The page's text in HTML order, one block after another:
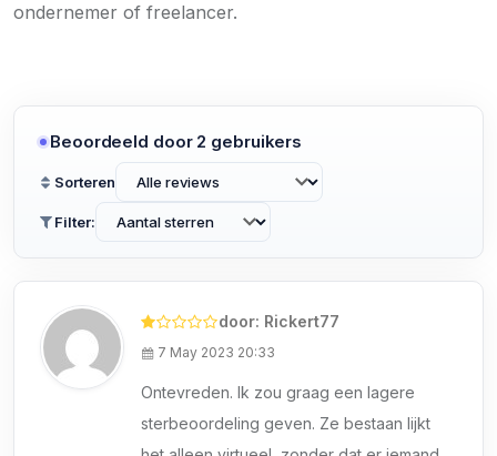
ondernemer of freelancer.
Beoordeeld door 2 gebruikers
Sorteren
Filter:
door: Rickert77
7 May 2023 20:33
Ontevreden. Ik zou graag een lagere
sterbeoordeling geven. Ze bestaan lijkt